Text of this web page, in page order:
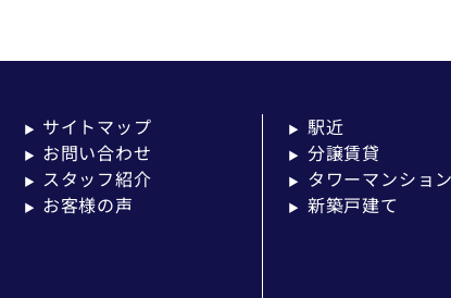
▶ サイトマップ
▶ お問い合わせ
▶ スタッフ紹介
▶ お客様の声
▶ 駅近
▶ 分譲賃貸
▶ タワーマンション
▶ 新築戸建て